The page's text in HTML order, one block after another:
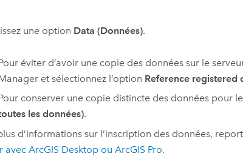
une option Data (Données).
éviter d’avoir une copie des données sur le
et sélectionnez l’option Reference registered
conserver une copie distincte des données pour
les données).
d’informations sur l’inscription des données,
avecArcGIS Desktop ouArcGIS Pro.